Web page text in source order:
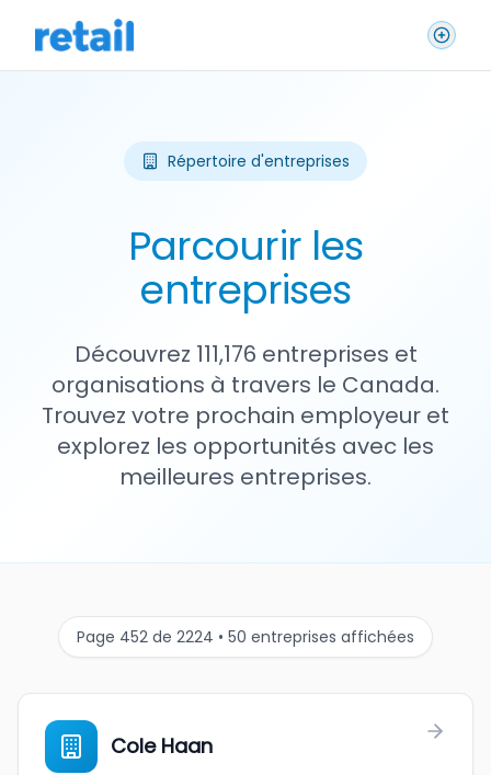
Répertoire d'entreprises
Parcourir les
entreprises
Découvrez 111,176 entreprises et
organisations à travers le Canada.
Trouvez votre prochain employeur et
explorez les opportunités avec les
meilleures entreprises.
Page 452 de 2224 • 50 entreprises affichées
Cole Haan